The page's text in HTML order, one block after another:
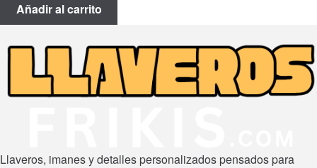
Añadir al carrito
Llaveros, imanes y detalles personalizados pensados para